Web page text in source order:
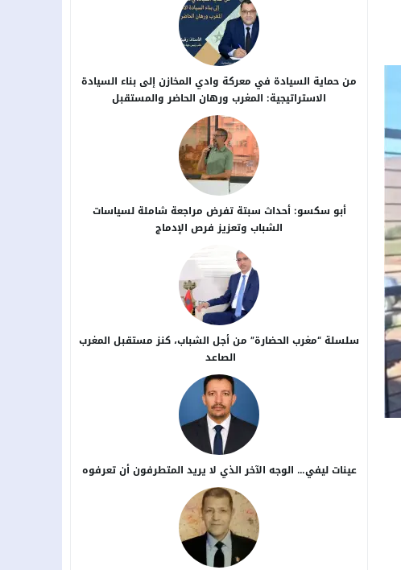
من حماية السيادة في معركة وادي المخازن إلى بناء السيادة
الاستراتيجية: المغرب ورهان الحاضر والمستقبل
أبو سكسو: أحداث سبتة تفرض مراجعة شاملة لسياسات
الشباب وتعزيز فرص الإدماج
سلسلة “مغرب الحضارة” من أجل ​الشباب، كنز مستقبل المغرب
الصاعد
عينات ليفي… الوجه الآخر الذي لا يريد المتطرفون أن تعرفوه